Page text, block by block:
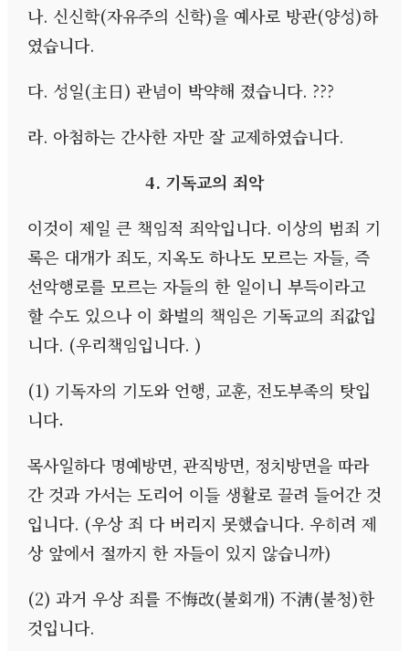
나. 신신학(자유주의 신학)을 예사로 방관(양성)하
였습니다.
다. 성일(主日) 관념이 박약해 졌습니다. ???
라. 아첨하는 간사한 자만 잘 교제하였습니다.
4. 기독교의 죄악
이것이 제일 큰 책임적 죄악입니다. 이상의 범죄 기
록은 대개가 죄도, 지옥도 하나도 모르는 자들, 즉
선악행로를 모르는 자들의 한 일이니 부득이라고
할 수도 있으나 이 화벌의 책임은 기독교의 죄값입
니다. (우리책임입니다. )
(1) 기독자의 기도와 언행, 교훈, 전도부족의 탓입
니다.
목사일하다 명예방면, 관직방면, 정치방면을 따라
간 것과 가서는 도리어 이들 생활로 끌려 들어간 것
입니다. (우상 죄 다 버리지 못했습니다. 우히려 제
상 앞에서 절까지 한 자들이 있지 않습니까)
(2) 과거 우상 죄를 不悔改(불회개) 不淸(불청)한
것입니다.